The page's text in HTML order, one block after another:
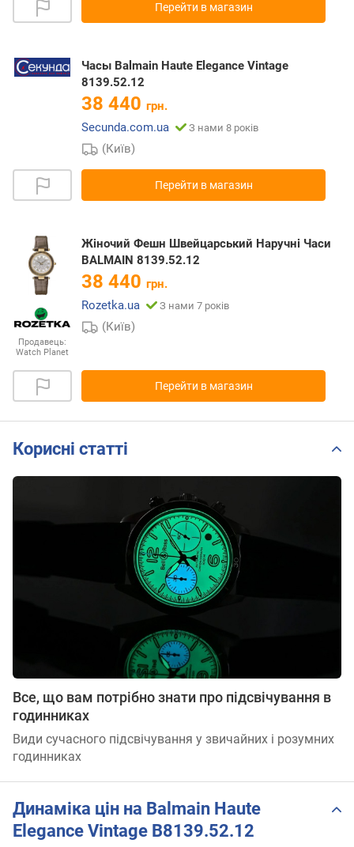
Перейти в магазин
Часы Balmain Haute Elegance Vintage
8139.52.12
38 440 грн.
Secunda.com.ua
З нами 8 років
(Київ)
Перейти в магазин
Продавець:
Watch Planet
Жіночий Фешн Швейцарський Наручні Часи
BALMAIN 8139.52.12
38 440 грн.
Rozetka.ua
З нами 7 років
(Київ)
Перейти в магазин
Корисні статті
Все, що вам потрібно знати про підсвічування в
годинниках
Види сучасного підсвічування у звичайних і розумних
годинниках
Динаміка цін на Balmain Haute
Elegance Vintage B8139.52.12